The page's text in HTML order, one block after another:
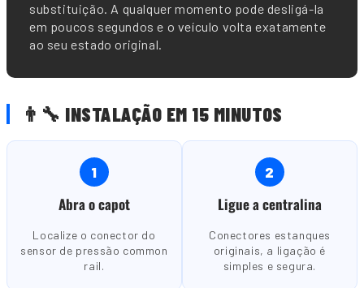
substituição. A qualquer momento pode desligá-la
em poucos segundos e o veículo volta exatamente
ao seu estado original.
👨🔧 INSTALAÇÃO EM 15 MINUTOS
1
Abra o capot
Localize o conector do
sensor de pressão common
rail.
2
Ligue a centralina
Conectores estanques
originais, a ligação é
simples e segura.